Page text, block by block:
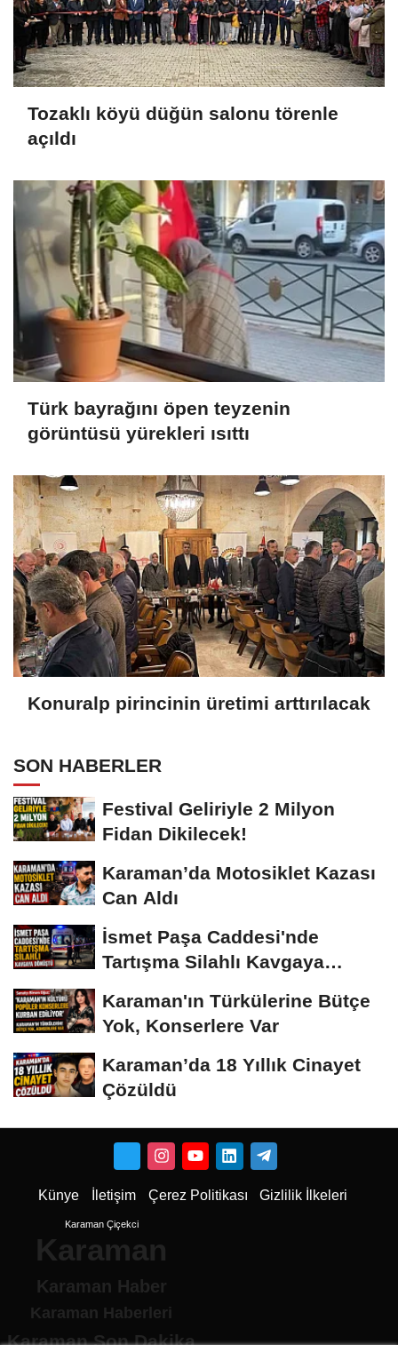
Tozaklı köyü düğün salonu törenle
açıldı
Türk bayrağını öpen teyzenin
görüntüsü yürekleri ısıttı
Konuralp pirincinin üretimi arttırılacak
SON HABERLER
Festival Geliriyle 2 Milyon
Fidan Dikilecek!
Karaman’da Motosiklet Kazası
Can Aldı
İsmet Paşa Caddesi'nde
Tartışma Silahlı Kavgaya
Karaman'ın Türkülerine Bütçe
Yok, Konserlere Var
Karaman’da 18 Yıllık Cinayet
Çözüldü
Künye İletişim Çerez Politikası Gizlilik İlkeleri
Karaman Çiçekci
Karaman
Karaman Haber
Karaman Haberleri
Karaman Son Dakika